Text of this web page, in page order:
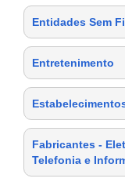
Entidades Sem
Entretenimento
Fabricantes -
Telefonia e